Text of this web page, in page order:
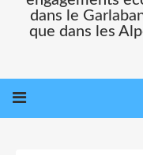
dans le
que dans les